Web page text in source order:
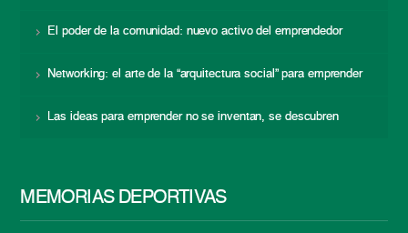
El poder de la comunidad: nuevo activo del emprendedor
Networking: el arte de la “arquitectura social” para emprender
Las ideas para emprender no se inventan, se descubren
MEMORIAS DEPORTIVAS